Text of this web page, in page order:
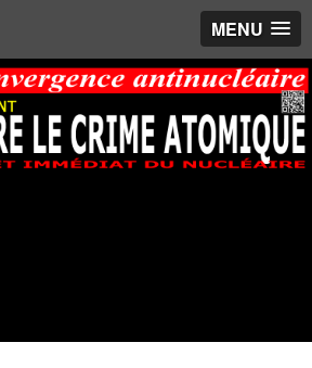
MENU